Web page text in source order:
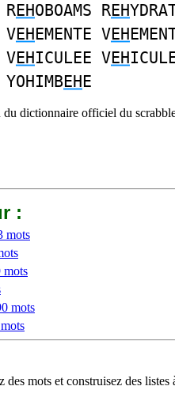
REHOBOAMS REH
VEHEMENTE VEH
VEHICULEE VEH
EHE
dictionnaire officiel du
:
mots
mots
mots
des mots et construisez des listes